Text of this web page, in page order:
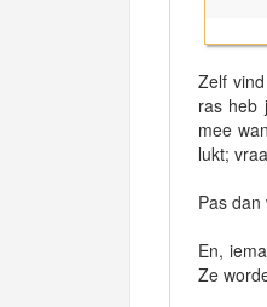
Zelf
ras heb
mee
lukt;
Pas
En,
Ze